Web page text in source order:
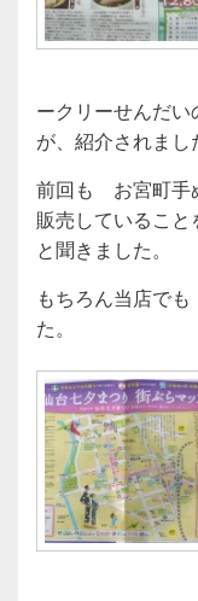
ークリーせんだ
が、紹介されまし
前回も お宮町手
販売していること
と聞きました。
もちろん当店で
た。